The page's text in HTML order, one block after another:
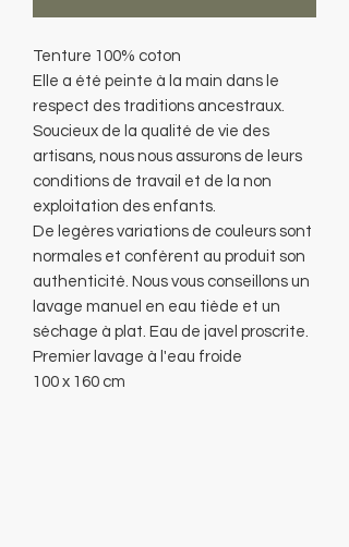
Tenture 100% coton
Elle a été peinte à la main dans le
respect des traditions ancestraux.
Soucieux de la qualité de vie des
artisans, nous nous assurons de leurs
conditions de travail et de la non
exploitation des enfants.
De legères variations de couleurs sont
normales et confèrent au produit son
authenticité. Nous vous conseillons un
lavage manuel en eau tiède et un
séchage à plat. Eau de javel proscrite.
Premier lavage à l'eau froide
100 x 160 cm